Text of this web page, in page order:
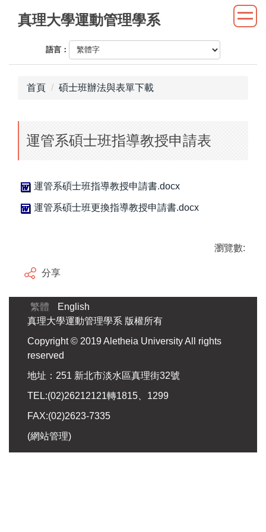
內
真理大學運動管理學系
語言：
首頁 碩士班辦法與表單下載
運管系碩士班指導教授申請表
運管系碩士班指導教授申請書.docx
運管系碩士班更換指導教授申請書.docx
瀏覽數:
分享
繁體
English
真理大學運動管理學系 版權所有
Copyright © 2019 Aletheia University All rights
reserved
地址：251 新北市淡水區真理街32號
TEL:(02)26212121轉1815、1299
FAX:(02)2623-7335
(網站管理)